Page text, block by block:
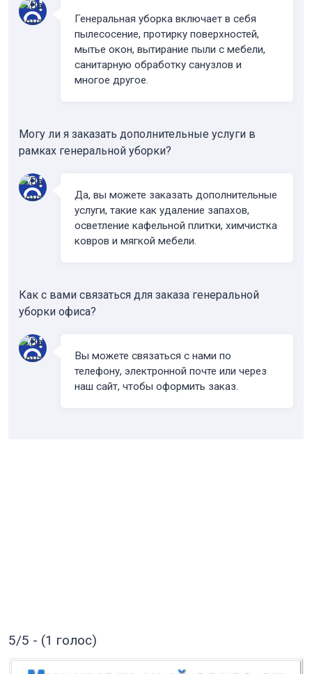
Генеральная уборка включает в себя
пылесосение, протирку поверхностей,
мытье окон, вытирание пыли с мебели,
санитарную обработку санузлов и
многое другое.
Могу ли я заказать дополнительные услуги в
рамках генеральной уборки?
Да, вы можете заказать дополнительные
услуги, такие как удаление запахов,
осветление кафельной плитки, химчистка
ковров и мягкой мебели.
Как с вами связаться для заказа генеральной
уборки офиса?
Вы можете связаться с нами по
телефону, электронной почте или через
наш сайт, чтобы оформить заказ.
5/5 - (1 голос)